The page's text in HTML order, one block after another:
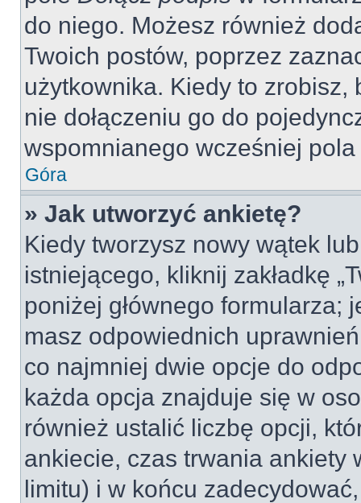
do niego. Możesz również
Twoich postów, poprzez
użytkownika. Kiedy to zrobisz,
nie dołączeniu go do
wspomnianego wcześniej
Góra
» Jak utworzyć ankietę?
Kiedy tworzysz nowy wątek
istniejącego, kliknij zakładkę
poniżej głównego formularza;
masz odpowiednich
co najmniej dwie opcje do
każda opcja znajduje się w
również ustalić liczbę opcji,
ankiecie, czas trwania ankiety
limitu) i w końcu